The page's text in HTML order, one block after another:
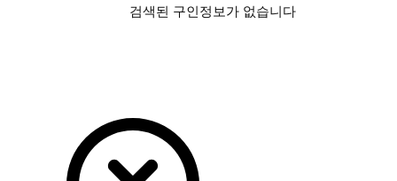
검색된 구인정보가 없습니다